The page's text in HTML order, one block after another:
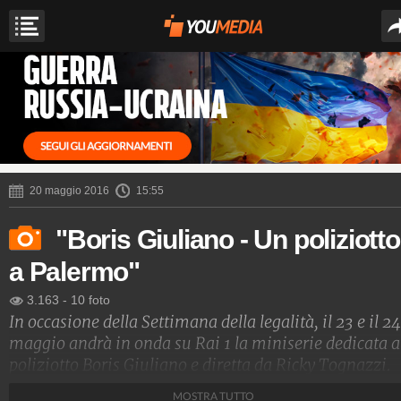
20 maggio 2016 15:55
"Boris Giuliano - Un poliziotto
a Palermo"
3.163 - 10 foto
In occasione della Settimana della legalità, il 23 e il 24
maggio andrà in onda su Rai 1 la miniserie dedicata
poliziotto Boris Giuliano e diretta da Ricky Tognazzi.
MOSTRA TUTTO